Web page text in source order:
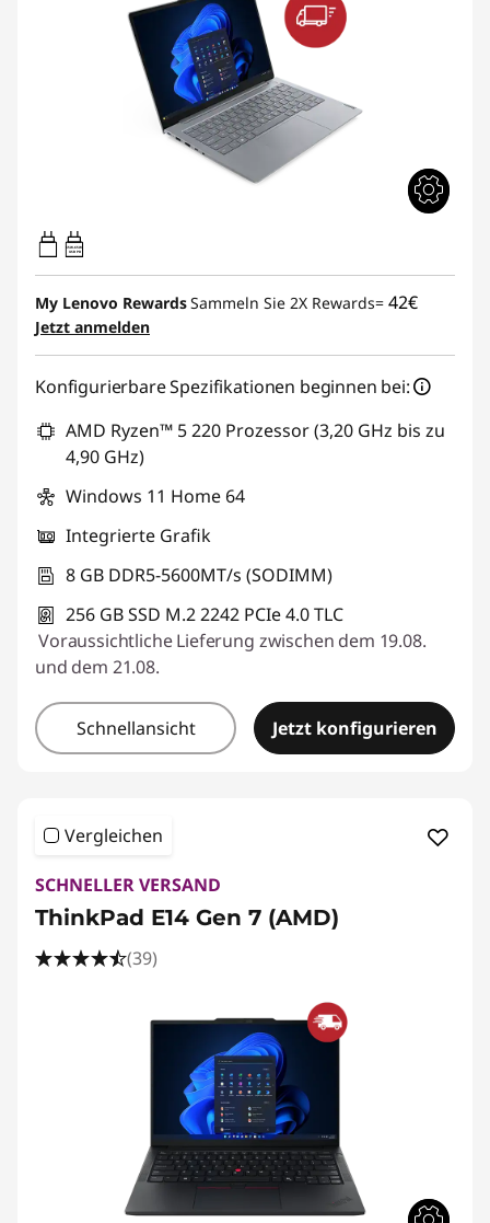
65W-65W
USB PD
My Lenovo RewardsSammeln Sie 2X Rewards= 42€
Jetzt anmelden
Konfigurierbare Spezifikationen beginnen bei:
AMD Ryzen™ 5 220 Prozessor (3,20 GHz bis zu
4,90 GHz)
Windows 11 Home 64
Integrierte Grafik
8 GB DDR5-5600MT/s (SODIMM)
256 GB SSD M.2 2242 PCIe 4.0 TLC
Voraussichtliche Lieferung zwischen dem 19.08.
und dem 21.08.
Schnellansicht Jetzt konfigurieren
Vergleichen
SCHNELLER VERSAND
ThinkPad E14 Gen 7 (AMD)
(39)